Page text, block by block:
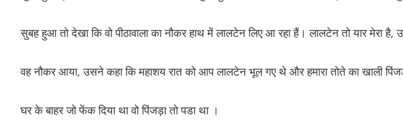
सुबह हुआ तो देखा कि वो पीठावाला का नौकर हाथ में लालटेन लिए आ रहा हैं। लालटेन तो यार मेरा
वह नौकर आया, उसने कहा कि महाशय रात को आप लालटेन भूल गए थे और हमारा तोते का खाली
घर के बाहर जो फेंक दिया था वो पिंजड़ा तो पडा था ।